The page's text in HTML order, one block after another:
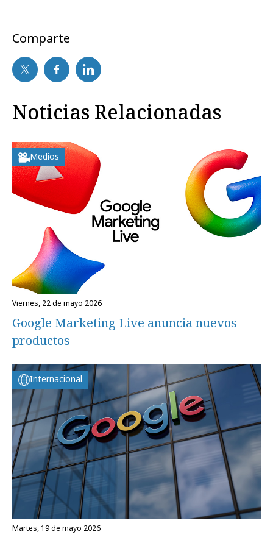
Comparte
Noticias Relacionadas
Medios
viernes, 22 de mayo 2026
Google Marketing Live anuncia nuevos
productos
Internacional
martes, 19 de mayo 2026